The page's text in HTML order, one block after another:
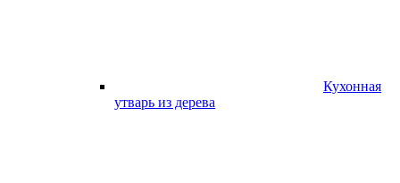
Кухонная
утварь из дерева